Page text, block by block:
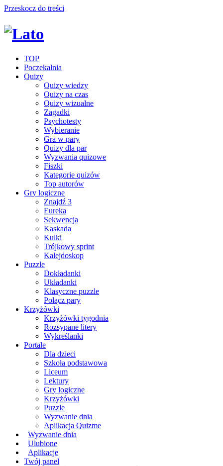
Przeskocz do treści
TOP
Poczekalnia
Quizy
Quizy wiedzy
Quizy na czas
Quizy wizualne
Zagadki
Psychotesty
Wybieranie
Gra w pary
Quizy dla par
Wyzwania quizowe
Fiszki
Kategorie quizów
Top autorów
Gry logiczne
Znajdź 3
Eureka
Sekwencja
Kaskada
Kulki
Trójkowy sprint
Kalejdoskop
Puzzle
Dokładanki
Układanki
Klasyczne puzzle
Połącz pary
Krzyżówki
Krzyżówki tygodnia
Rozsypane litery
Wykreślanki
Portale
Dla dzieci
Szkoła podstawowa
Liceum
Lektury
Gry logiczne
Krzyżówki
Puzzle
Wyzwanie dnia
Aplikacja Quizme
Wyzwanie dnia
Ulubione
Aplikacje
Twój panel